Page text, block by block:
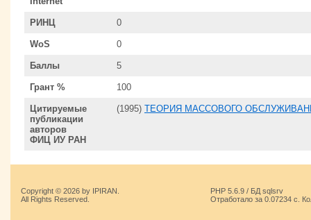
РИНЦ 0
WoS 0
Баллы 5
Грант % 100
Цитируемые
публикации
авторов
ФИЦ ИУ РАН
(1995) ТЕОРИЯ МАССОВОГО
Copyright © 2026 by IPIRAN.
All Rights Reserved.
PHP 5.6.9 / БД sqlsrv
Отработало за 0.07234 с.